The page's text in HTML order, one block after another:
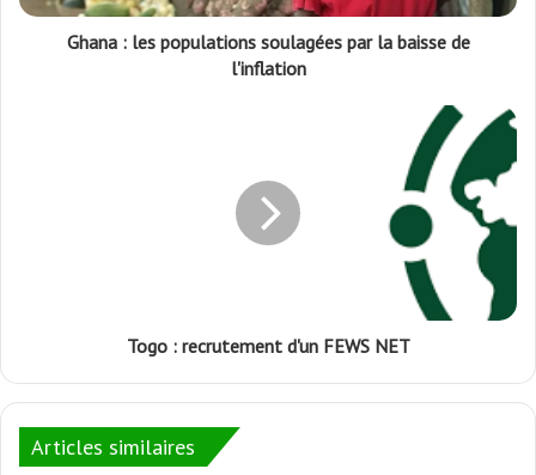
Ghana : les populations soulagées par la baisse de
l'inflation
Togo : recrutement d'un FEWS NET
Articles similaires